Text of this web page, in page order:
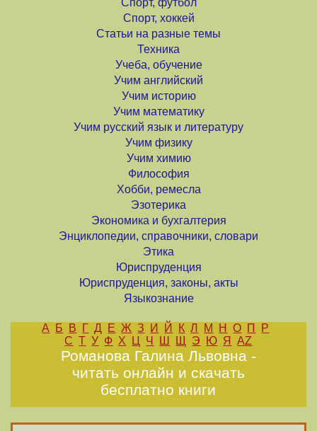
Спорт, футбол
Спорт, хоккей
Статьи на разные темы
Техника
Учеба, обучение
Учим английский
Учим историю
Учим математику
Учим русский язык и литературу
Учим физику
Учим химию
Философия
Хобби, ремесла
Эзотерика
Экономика и бухгалтерия
Энциклопедии, справочники, словари
Этика
Юриспруденция
Юриспруденция, законы, акты
Языкознание
А Б В Г Д Е Ж З И Й К Л М Н О П
Р
С Т У Ф Х Ц Ч Ш Щ Э Ю Я AZ
Романова Галина Львовна -
читать онлайн и скачать
бесплатно книги